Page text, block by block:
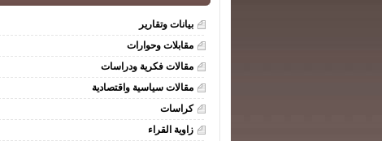
بيانات وتقارير
مقابلات وحوارات
مقالات فكرية ودراسات
مقالات سياسية واقتصادية
كراسات
زاوية القراء